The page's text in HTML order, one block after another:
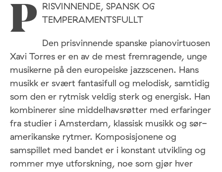
P RISVINNENDE, SPANSK OG
TEMPERAMENTSFULLT
Den prisvinnende spanske pianovirtuosen
Xavi Torres er en av de mest fremragende, unge
musikerne på den europeiske jazzscenen. Hans
musikk er svært fantasifull og melodisk, samtidig
som den er rytmisk veldig sterk og energisk. Han
kombinerer sine middelhavsrøtter med erfaringer
fra studier i Amsterdam, klassisk musikk og sør-
amerikanske rytmer. Komposisjonene og
samspillet med bandet er i konstant utvikling og
rommer mye utforskning, noe som gjør hver